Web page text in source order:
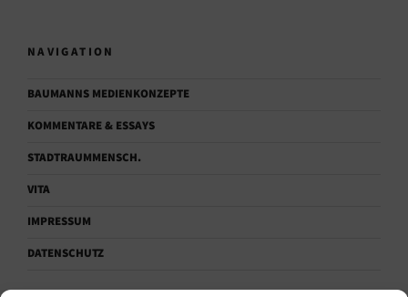
NAVIGATION
BAUMANNS MEDIENKONZEPTE
KOMMENTARE & ESSAYS
STADTRAUMMENSCH.
VITA
IMPRESSUM
DATENSCHUTZ